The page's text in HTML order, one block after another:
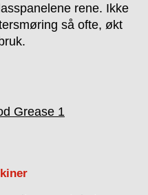
rene. Ikke
så ofte, økt
Grease 1